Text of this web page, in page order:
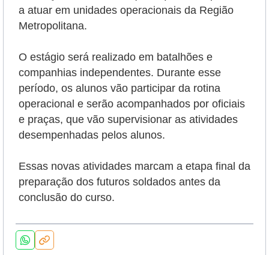
a atuar em unidades operacionais da Região
Metropolitana.
O estágio será realizado em batalhões e
companhias independentes. Durante esse
período, os alunos vão participar da rotina
operacional e serão acompanhados por oficiais
e praças, que vão supervisionar as atividades
desempenhadas pelos alunos.
Essas novas atividades marcam a etapa final da
preparação dos futuros soldados antes da
conclusão do curso.